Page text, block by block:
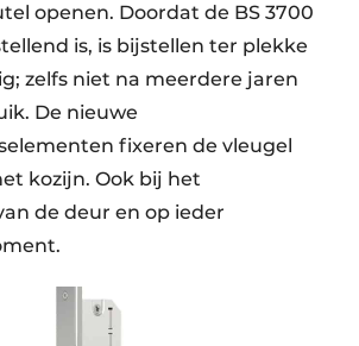
openen. Doordat de BS 3700
is, is bijstellen ter plekke
zelfs niet na meerdere jaren
De nieuwe
fixeren de vleugel
kozijn. Ook bij het
de deur en op ieder